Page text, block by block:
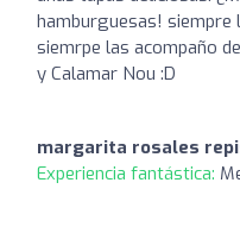
hamburguesas! siempre
siemrpe las acompaño
y Calamar Nou :D
margarita rosales
Experiencia fantástica: